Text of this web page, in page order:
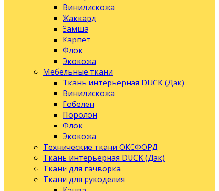
Винилискожа
Жаккард
Замша
Карпет
Флок
Экокожа
Мебельные ткани
Ткань интерьерная DUCK (Дак)
Винилискожа
Гобелен
Поролон
Флок
Экокожа
Технические ткани ОКСФОРД
Ткань интерьерная DUCK (Дак)
Ткани для пэчворка
Ткани для рукоделия